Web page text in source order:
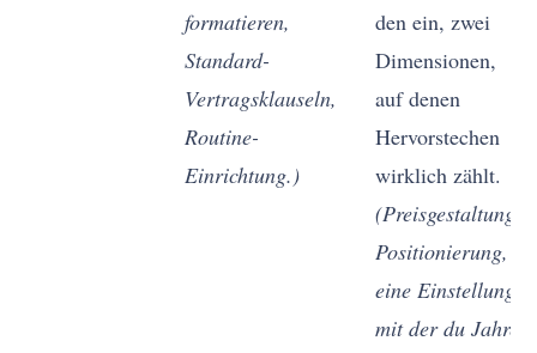
formatieren,
Standard-
Vertragsklauseln,
Routine-
Einrichtung.)
den ein, zwei
Dimensionen,
auf denen
Hervorstechen
wirklich zählt.
(Preisgestaltung,
Positionierung,
eine Einstellung,
mit der du Jahre